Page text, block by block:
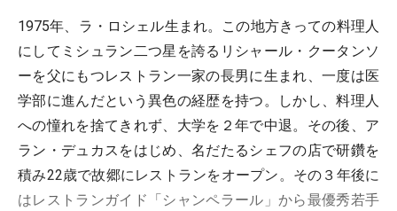
1975年、ラ・ロシェル生まれ。この地方きっての料理人
にしてミシュラン二つ星を誇るリシャール・クータンソ
ーを父にもつレストラン一家の長男に生まれ、一度は医
学部に進んだという異色の経歴を持つ。しかし、料理人
への憧れを捨てきれず、大学を２年で中退。その後、ア
ラン・デュカスをはじめ、名だたるシェフの店で研鑽を
積み22歳で故郷にレストランをオープン。その３年後に
はレストランガイド「シャンペラール」から最優秀若手